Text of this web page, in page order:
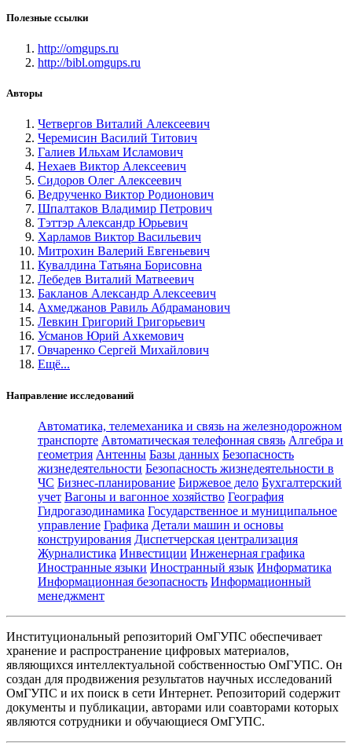
Полезные ссылки
http://omgups.ru
http://bibl.omgups.ru
Авторы
Четвергов Виталий Алексеевич
Черемисин Василий Титович
Галиев Ильхам Исламович
Нехаев Виктор Алексеевич
Сидоров Олег Алексеевич
Ведрученко Виктор Родионович
Шпалтаков Владимир Петрович
Тэттэр Александр Юрьевич
Харламов Виктор Васильевич
Митрохин Валерий Евгеньевич
Кувалдина Татьяна Борисовна
Лебедев Виталий Матвеевич
Бакланов Александр Алексеевич
Ахмеджанов Равиль Абдраманович
Левкин Григорий Григорьевич
Усманов Юрий Ахкемович
Овчаренко Сергей Михайлович
Ещё...
Направление исследований
Автоматика, телемеханика и связь на железнодорожном
транспорте Автоматическая телефонная связь Алгебра и
геометрия Антенны Базы данных Безопасность
жизнедеятельности Безопасность жизнедеятельности в
ЧС Бизнес-планирование Биржевое дело Бухгалтерский
учет Вагоны и вагонное хозяйство География
Гидрогазодинамика Государственное и муниципальное
управление Графика Детали машин и основы
конструирования Диспетчерская централизация
Журналистика Инвестиции Инженерная графика
Иностранные языки Иностранный язык Информатика
Информационная безопасность Информационный
менеджмент
Институциональный репозиторий ОмГУПС обеспечивает
хранение и распространение цифровых материалов,
являющихся интеллектуальной собственностью ОмГУПС. Он
создан для продвижения результатов научных исследований
ОмГУПС и их поиск в сети Интернет. Репозиторий содержит
документы и публикации, авторами или соавторами которых
являются сотрудники и обучающиеся ОмГУПС.